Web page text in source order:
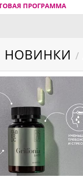
ПРОГРАММА
НОВИНКИ /